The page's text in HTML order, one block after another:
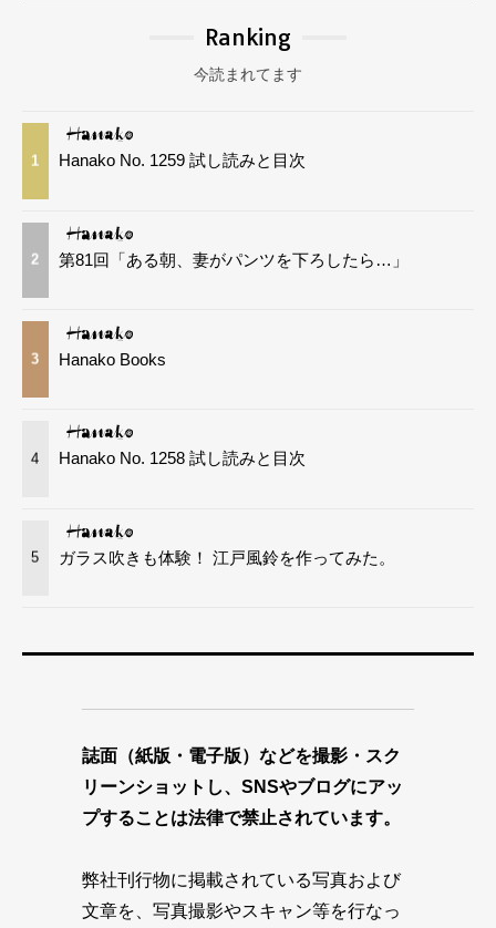
Ranking
今読まれてます
1 Hanako No. 1259 試し読みと目次
2 第81回「ある朝、妻がパンツを下ろしたら…」
3 Hanako Books
4 Hanako No. 1258 試し読みと目次
5 ガラス吹きも体験！ 江戸風鈴を作ってみた。
誌面（紙版・電子版）などを撮影・スク
リーンショットし、SNSやブログにアッ
プすることは法律で禁止されています。
弊社刊行物に掲載されている写真および
文章を、写真撮影やスキャン等を行なっ